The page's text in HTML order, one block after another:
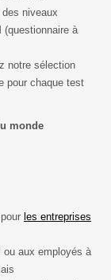
niveaux
(questionnaire à
notre sélection
pour chaque test
monde
les entreprises
ou aux employés à